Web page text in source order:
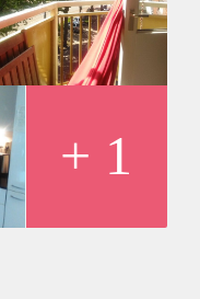
met keuken, ruime
en droger).
+ 1